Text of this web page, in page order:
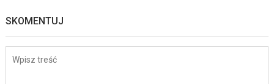
SKOMENTUJ